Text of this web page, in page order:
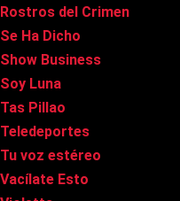
Rostros del Crimen
Se Ha Dicho
Show Business
Soy Luna
Tas Pillao
Teledeportes
Tu voz estéreo
Vacílate Esto